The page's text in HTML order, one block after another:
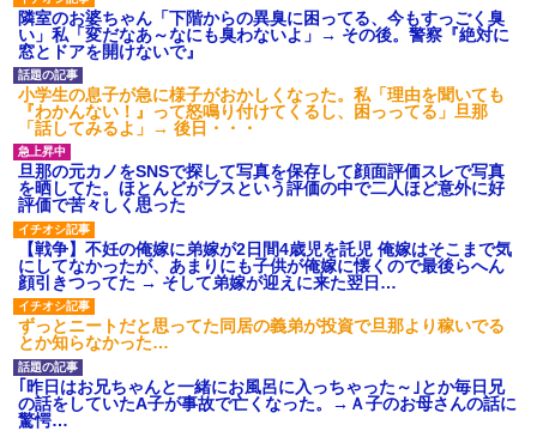
わい(42)渋谷の夜のサービスで19の女の子にゴックンさせた結果
ｗｗｗｗｗｗｗｗ
とっさに女児を捕まえたら変質者扱いされた。母親「あっち行っ
てよ！気持ち悪い！（ｼｯｼｯ」→ 後日、俺を見つけた母親がすっ飛
んできて・・・
同じマンションに住んでる女性が鍵をわかりやすいところに隠し
ている事に気づいた俺「忍びこんでみよう！」→ 結果
嫁が涙声で『会いたいね』とか言っているのが聞こえた。俺「こ
んな時間に誰と電話してんの？」嫁「ごめんなさい…！（大号
泣」俺（キターー）→
俺「初対面でなに言ったか覚えてる？」嫁「臭いんだよ！キモオ
タ？だっけ？」俺「だいたい合ってる。で、なんで告白してきた
の？」→
隣室のお婆ちゃん「下階からの異臭に困ってる、今もすっごく臭
い」私「変だなあ～なにも臭わないよ」→ その後。警察『絶対に
窓とドアを開けないで』
小学生の息子が急に様子がおかしくなった。私「理由を聞いても
『わかんない！』って怒鳴り付けてくるし、困っってる」旦那
「話してみるよ」→ 後日・・・
旦那の元カノをSNSで探して写真を保存して顔面評価スレで写真
を晒してた。ほとんどがブスという評価の中で二人ほど意外に好
評価で苦々しく思った
【戦争】不妊の俺嫁に弟嫁が2日間4歳児を託児 俺嫁はそこまで気
にしてなかったが、あまりにも子供が俺嫁に懐くので最後らへん
顔引きつってた → そして弟嫁が迎えに来た翌日…
ずっとニートだと思ってた同居の義弟が投資で旦那より稼いでる
とか知らなかった…
｢昨日はお兄ちゃんと一緒にお風呂に入っちゃった～｣とか毎日兄
の話をしていたA子が事故で亡くなった。→Ａ子のお母さんの話に
驚愕…